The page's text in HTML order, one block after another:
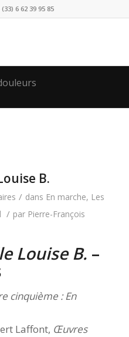
6 62 39 95 85
B.
/ dans En marche, Les
/ par Pierre-François
Louise B. –
cinquième : En
Laffont, Œuvres